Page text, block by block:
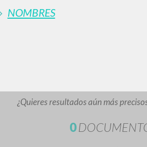
NOMBRES
¿Quieres resultados aún más
0